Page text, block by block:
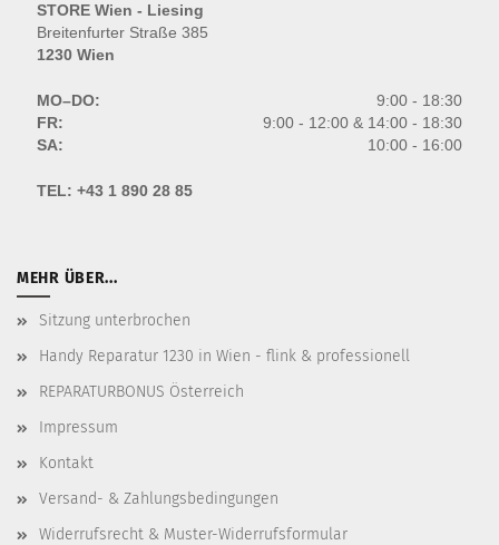
STORE Wien - Liesing
Breitenfurter Straße 385
1230 Wien
MO–DO:
9:00 - 18:30
FR:
9:00 - 12:00 & 14:00 - 18:30
SA:
10:00 - 16:00
TEL: +43 1 890 28 85
MEHR ÜBER...
Sitzung unterbrochen
Handy Reparatur 1230 in Wien - flink & professionell
REPARATURBONUS Österreich
Impressum
Kontakt
Versand- & Zahlungsbedingungen
Widerrufsrecht & Muster-Widerrufsformular